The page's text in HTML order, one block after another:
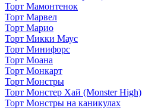
Торт Мамонтенок
Торт Марвел
Торт Марио
Торт Микки Маус
Торт Минифорс
Торт Моана
Торт Монкарт
Торт Монстры
Торт Монстер Хай (Monster High)
Торт Монстры на каникулах